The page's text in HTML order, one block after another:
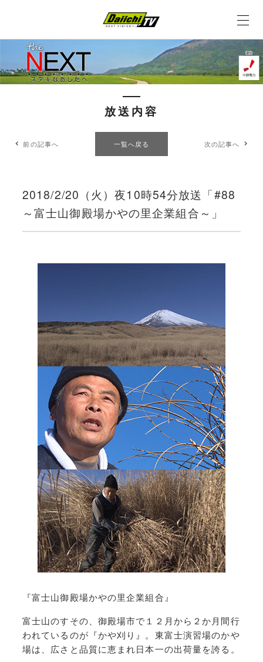
放送内容
前の記事へ 一覧へ戻る 次の記事へ
2018/2/20（火）夜10時54分放送「#88
～富士山御殿場かやの里企業組合～」
『富士山御殿場かやの里企業組合』
富士山のすその、御殿場市で１２月から２か月間行
われているのが『かや刈り』。東富士演習場のかや
場は、広さと品質に恵まれ日本一の出荷量を誇る。